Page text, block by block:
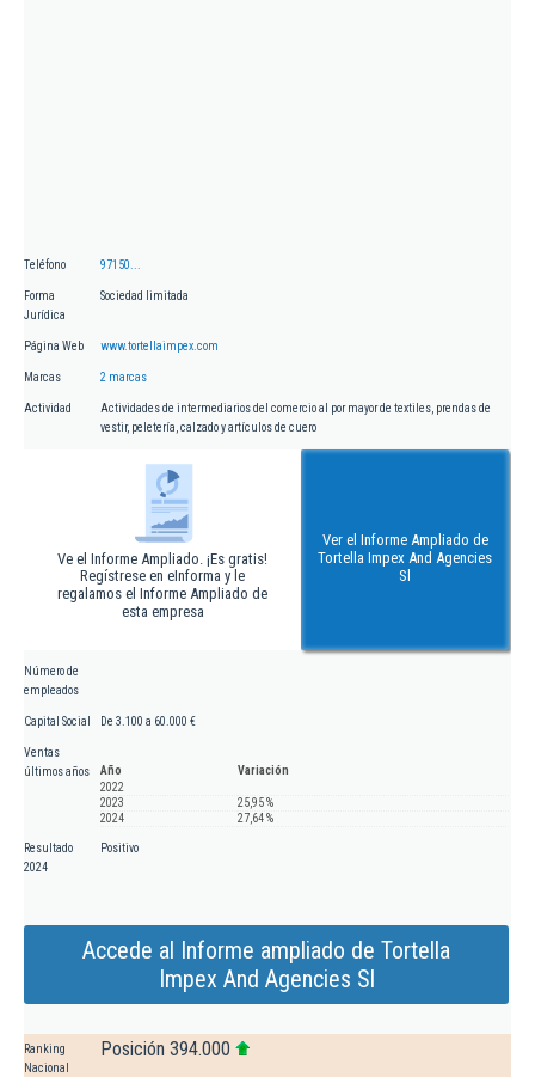
Teléfono 97150...
Forma
Jurídica
Sociedad limitada
Página Web www.tortellaimpex.com
Marcas 2 marcas
Actividad
Actividades de intermediarios del comercio al por mayor de textiles, prendas de
vestir, peletería, calzado y artículos de cuero
Ve el Informe Ampliado. ¡Es gratis!
Regístrese en eInforma y le
regalamos el Informe Ampliado de
esta empresa
Ver el Informe Ampliado de
Tortella Impex And Agencies
Sl
Número de
empleados
Capital Social De 3.100 a 60.000 €
Ventas
últimos años
Año
Variación
2022
2023
25,95 %
2024
27,64 %
Resultado
2024
Positivo
Accede al Informe ampliado de Tortella
Impex And Agencies Sl
Ranking
Nacional
Posición 394.000